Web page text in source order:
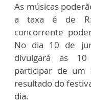
As músicas
a taxa é de
concorrente
No dia 10 de
divulgará as 10
participar de
resultado do
dia.